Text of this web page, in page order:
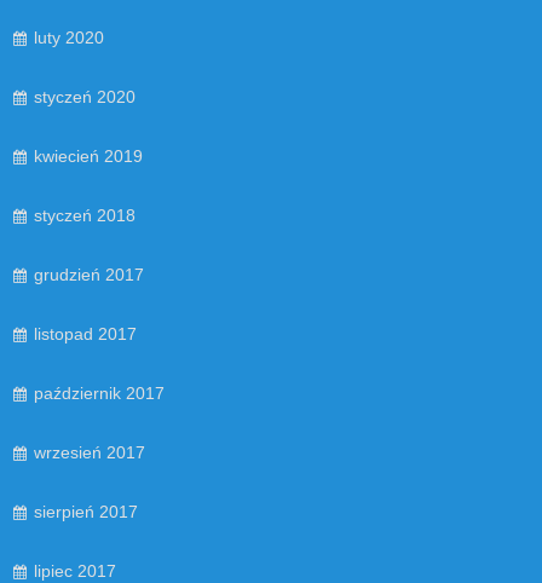
luty 2020
styczeń 2020
kwiecień 2019
styczeń 2018
grudzień 2017
listopad 2017
październik 2017
wrzesień 2017
sierpień 2017
lipiec 2017